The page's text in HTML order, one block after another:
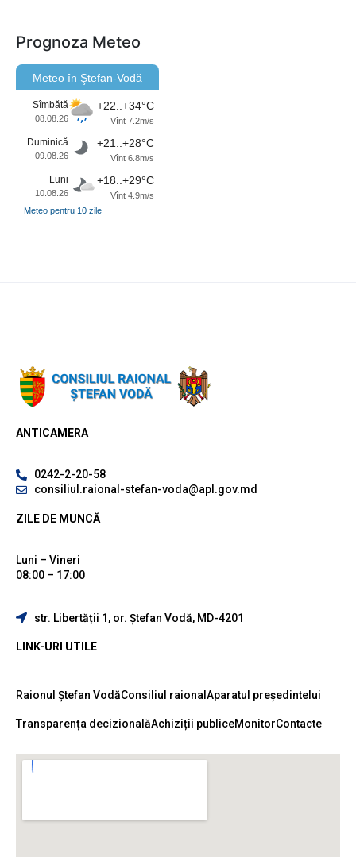
Prognoza Meteo
Meteo în Ştefan-Vodă
Sîmbătă
08.08.26
+22..+34°C
Vînt 7.2m/s
Duminică
09.08.26
+21..+28°C
Vînt 6.8m/s
Luni
10.08.26
+18..+29°C
Vînt 4.9m/s
Meteo pentru 10 zile
ANTICAMERA
0242-2-20-58
consiliul.raional-stefan-voda@apl.gov.md
ZILE DE MUNCĂ
Luni – Vineri
08:00 – 17:00
str. Libertății 1, or. Ștefan Vodă, MD-4201
LINK-URI UTILE
Raionul Ștefan VodăConsiliul raional Aparatul președintelui
Transparența decizionalăAchiziții publiceMonitorContacte